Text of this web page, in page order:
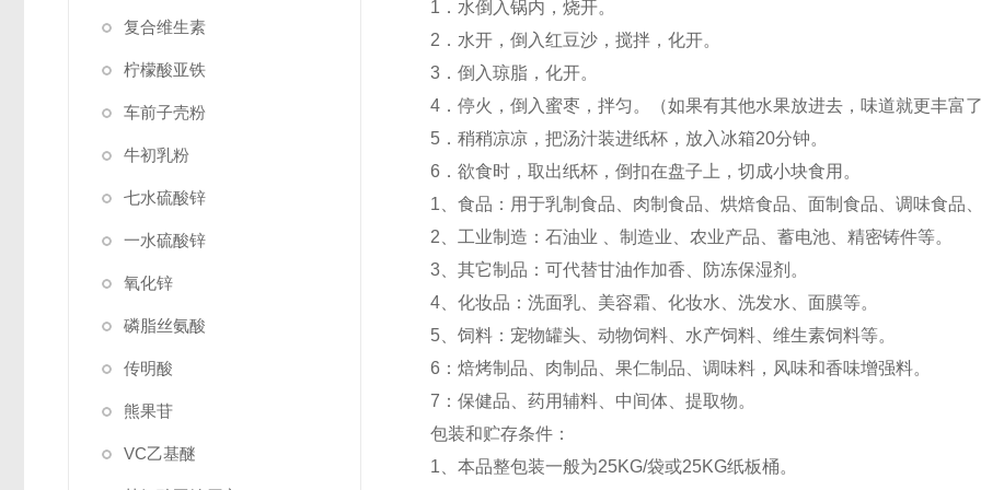
复合维生素
柠檬酸亚铁
车前子壳粉
牛初乳粉
七水硫酸锌
一水硫酸锌
氧化锌
磷脂丝氨酸
传明酸
熊果苷
VC乙基醚
1．水倒入锅内，烧开。
2．水开，倒入红豆沙，搅拌，化开。
3．倒入琼脂，化开。
4．停火，倒入蜜枣，拌匀。（如果有其他水果放进去，味道就更丰富了
5．稍稍凉凉，把汤汁装进纸杯，放入冰箱20分钟。
6．欲食时，取出纸杯，倒扣在盘子上，切成小块食用。
1、食品：用于乳制食品、肉制食品、烘焙食品、面制食品、调味食品、
2、工业制造：石油业 、制造业、农业产品、蓄电池、精密铸件等。
3、其它制品：可代替甘油作加香、防冻保湿剂。
4、化妆品：洗面乳、美容霜、化妆水、洗发水、面膜等。
5、饲料：宠物罐头、动物饲料、水产饲料、维生素饲料等。
6：焙烤制品、肉制品、果仁制品、调味料，风味和香味增强料。
7：保健品、药用辅料、中间体、提取物。
包装和贮存条件：
1、本品整包装一般为25KG/袋或25KG纸板桶。